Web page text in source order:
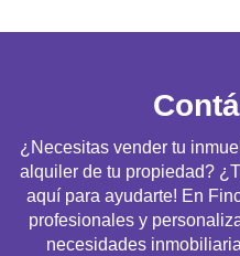
¿Necesitas vender tu
alquiler de tu propiedad?
aquí para ayudarte! En
profesionales y
necesidades